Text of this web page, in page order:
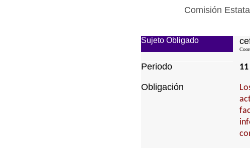
Comisión
Sujeto Obligado
Periodo
Obligación